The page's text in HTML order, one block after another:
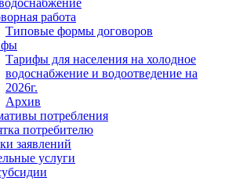
работа
Типовые формы договоров
Тарифы для населения на холодное
водоснабжение и водоотведение на
2026г.
Архив
потребления
потребителю
заявлений
услуги